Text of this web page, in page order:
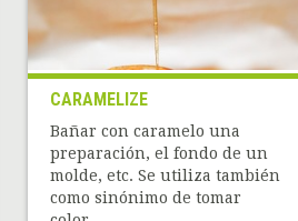
CARAMELIZE
Bañar con caramelo una
preparación, el fondo de un
molde, etc. Se utiliza también
como sinónimo de tomar